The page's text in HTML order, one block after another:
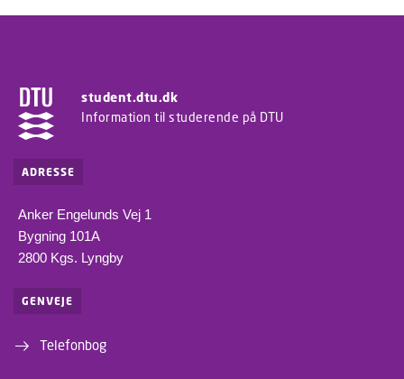
student.dtu.dk
Information til studerende på DTU
ADRESSE
Anker Engelunds Vej 1
Bygning 101A
2800 Kgs. Lyngby
GENVEJE
Telefonbog